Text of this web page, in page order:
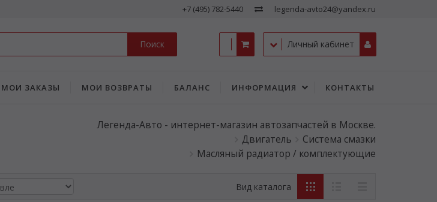
+7 (495) 782-5440 legenda-avto24@yandex.ru
Поиск Личный кабинет
МОИ ЗАКАЗЫ МОИ ВОЗВРАТЫ БАЛАНС ИНФОРМАЦИЯ КОНТАКТЫ
Легенда-Авто - интернет-магазин автозапчастей в Москве.
Двигатель
Система смазки
Масляный радиатор / комплектующие
Вид каталога